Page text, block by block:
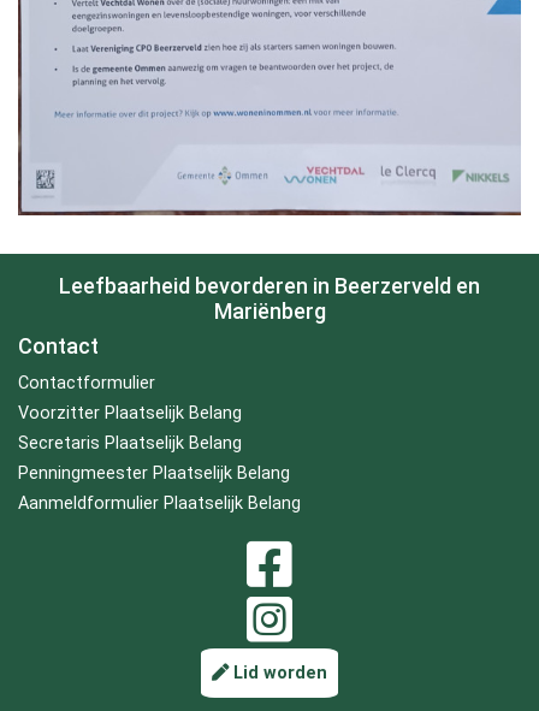
Leefbaarheid bevorderen in Beerzerveld en
Mariënberg
Contact
Contactformulier
Voorzitter Plaatselijk Belang
Secretaris Plaatselijk Belang
Penningmeester Plaatselijk Belang
Aanmeldformulier Plaatselijk Belang
Lid worden